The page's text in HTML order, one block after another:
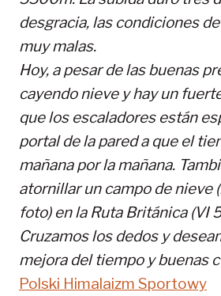
desgracia, las condiciones
muy malas.
Hoy, a pesar de las buenas
cayendo nieve y hay un
que los escaladores están
portal de la pared a que el
mañana por la mañana.
atornillar un campo de nieve
foto) en la Ruta Británica (VI
Cruzamos los dedos y
mejora del tiempo y buenas
Polski Himalaizm Sportowy